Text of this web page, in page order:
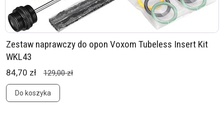
Zestaw naprawczy do opon Voxom Tubeless Insert Kit
WKL43
84,70 zł 129,00 zł
Do koszyka